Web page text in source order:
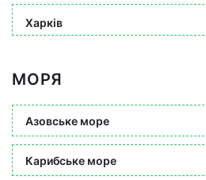
Харків
МОРЯ
Азовське море
Карибське море